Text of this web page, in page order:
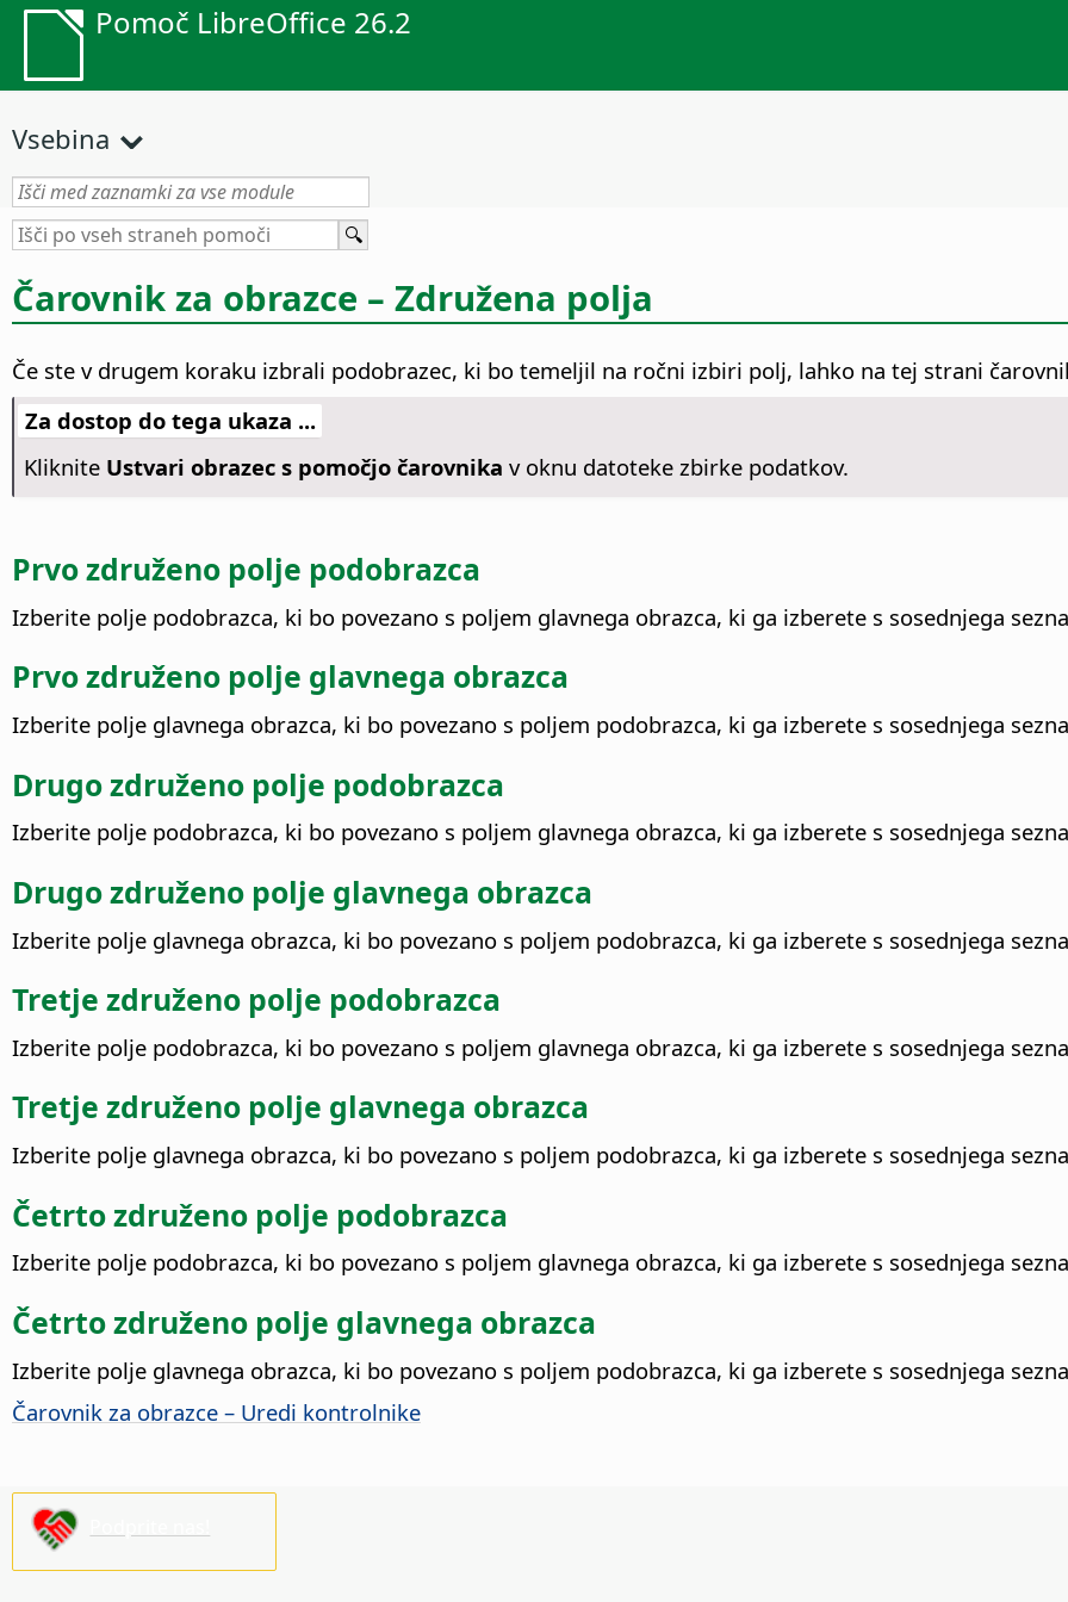
Pomoč LibreOffice 26.2
Vsebina
Čarovnik za obrazce – Združena polja
Če ste v drugem koraku izbrali podobrazec, ki bo temeljil na ročni izbiri polj, lahko na tej strani
Za dostop do tega ukaza ...
Kliknite Ustvari obrazec s pomočjo čarovnika v oknu datoteke zbirke podatkov.
Prvo združeno polje podobrazca
Izberite polje podobrazca, ki bo povezano s poljem glavnega obrazca, ki ga izberete s sosednjega
Prvo združeno polje glavnega obrazca
Izberite polje glavnega obrazca, ki bo povezano s poljem podobrazca, ki ga izberete s sosednjega
Drugo združeno polje podobrazca
Izberite polje podobrazca, ki bo povezano s poljem glavnega obrazca, ki ga izberete s sosednjega
Drugo združeno polje glavnega obrazca
Izberite polje glavnega obrazca, ki bo povezano s poljem podobrazca, ki ga izberete s sosednjega
Tretje združeno polje podobrazca
Izberite polje podobrazca, ki bo povezano s poljem glavnega obrazca, ki ga izberete s sosednjega
Tretje združeno polje glavnega obrazca
Izberite polje glavnega obrazca, ki bo povezano s poljem podobrazca, ki ga izberete s sosednjega
Četrto združeno polje podobrazca
Izberite polje podobrazca, ki bo povezano s poljem glavnega obrazca, ki ga izberete s sosednjega
Četrto združeno polje glavnega obrazca
Izberite polje glavnega obrazca, ki bo povezano s poljem podobrazca, ki ga izberete s sosednjega
Čarovnik za obrazce – Uredi kontrolnike